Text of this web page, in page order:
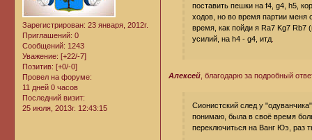
Зарегистрирован: 23 января, 2012г.
Приглашений: 0
Сообщений: 1243
Уважение: [+22/-7]
Позитив: [+0/-0]
Провел на форуме:
11 дней 0 часов
Последний визит:
25 июля, 2013г. 12:43:15
поставить пешки на f4, g4, h5,
ходов, но во время партии меня
время, как пойди я Ra7 Kg7 Rb7
усилий, на h4 - g4, итд.
Алексей , благодарю за подробный
Сионистский след у
понимаю, была в своё время
переключиться на Ванг Юэ, раз